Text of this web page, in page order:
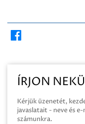
ÍRJON
Kérjük üzenetét,
javaslatait - neve és
számunkra.